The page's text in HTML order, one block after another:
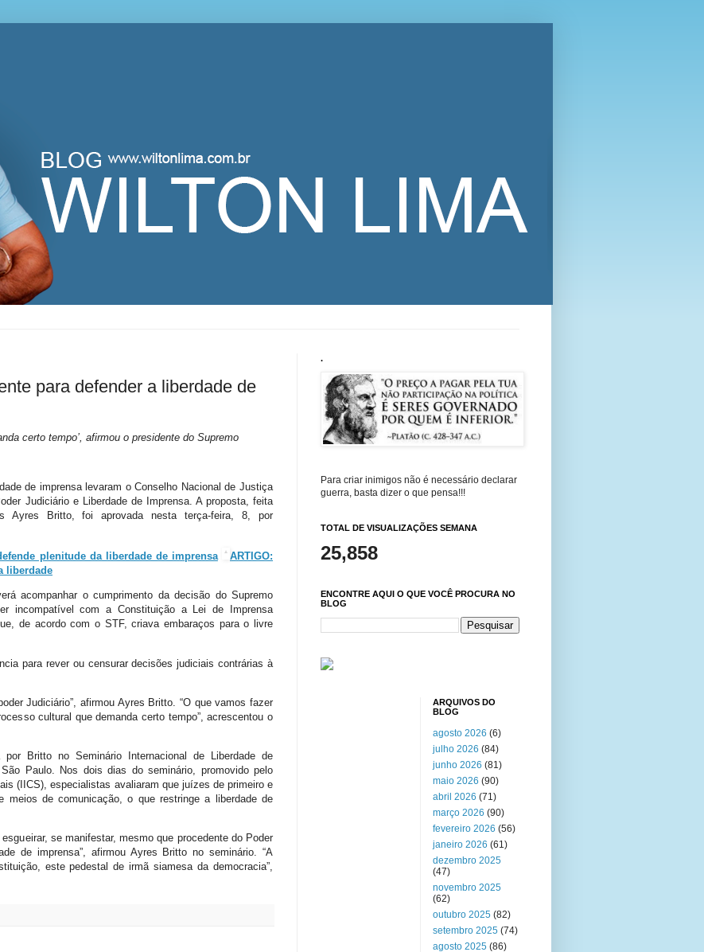
Lima
para defender a liberdade de
certo tempo’, afirmou o presidente do Supremo
de imprensa levaram o Conselho Nacional de Justiça
Judiciário e Liberdade de Imprensa. A proposta, feita
Ayres Britto, foi aprovada nesta terça-feira, 8, por
plenitude da liberdade de imprensa
ARTIGO:
liberdade
acompanhar o cumprimento da decisão do Supremo
incompatível com a Constituição a Lei de Imprensa
de acordo com o STF, criava embaraços para o livre
para rever ou censurar decisões judiciais contrárias à
Judiciário”, afirmou Ayres Britto. “O que vamos fazer
cultural que demanda certo tempo”, acrescentou o
Britto no Seminário Internacional de Liberdade de
Paulo. Nos dois dias do seminário, promovido pelo
(IICS), especialistas avaliaram que juízes de primeiro e
meios de comunicação, o que restringe a liberdade de
se manifestar, mesmo que procedente do Poder
de imprensa”, afirmou Ayres Britto no seminário. “A
este pedestal de irmã siamesa da democracia”,
.
Para criar inimigos não é necessário declarar
guerra, basta dizer o que pensa!!!
TOTAL DE VISUALIZAÇÕES SEMANA
25,858
ENCONTRE AQUI O QUE VOCÊ PROCURA NO
BLOG
ARQUIVOS DO
BLOG
agosto 2026 (6)
julho 2026 (84)
junho 2026 (81)
maio 2026 (90)
abril 2026 (71)
março 2026 (90)
fevereiro 2026 (56)
janeiro 2026 (61)
dezembro 2025
(47)
novembro 2025
(62)
outubro 2025 (82)
setembro 2025 (74)
agosto 2025 (86)